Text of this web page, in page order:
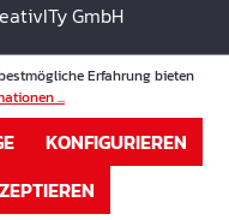
GmbH
Erfahrung bieten
...
KONFIGURIEREN